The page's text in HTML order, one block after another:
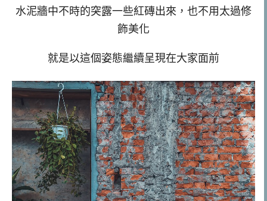
水泥牆中不時的突露一些紅磚出來，也不用太過修
飾美化
就是以這個姿態繼續呈現在大家面前